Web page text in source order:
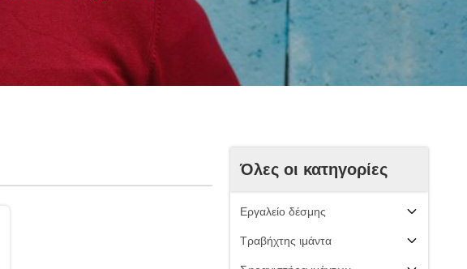
Όλες οι κατηγορίες
Εργαλείο δέσμης
Τραβήχτης ιμάντα